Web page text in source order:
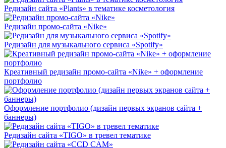
Редизайн сайта «Plants» в тематике косметология
Редизайн промо-сайта «Nike»
Редизайн для музыкального сервиса «Spotify»
Креативный редизайн промо-сайта «Nike» + оформление
портфолио
Оформление портфолио (дизайн первых экранов сайта +
баннеры)
Редизайн сайта «TIGO» в тревел тематике